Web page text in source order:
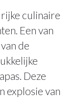
rijke culinaire
Een van
de
Deze
explosie van